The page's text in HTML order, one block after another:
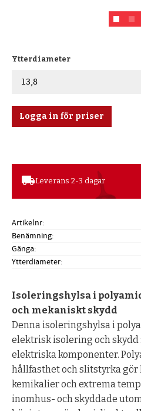
Ytterdiameter
Logga in för priser
local_shippingLeverans 2-3 dagar
Artikelnr
Benämning
Gänga
Ytterdiameter
Isoleringshylsa i
och mekaniskt skydd
Denna isoleringshylsa i
elektrisk isolering och
elektriska komponenter.
hållfasthet och slitstyrka
kemikalier och extrema
inomhus- och skyddade